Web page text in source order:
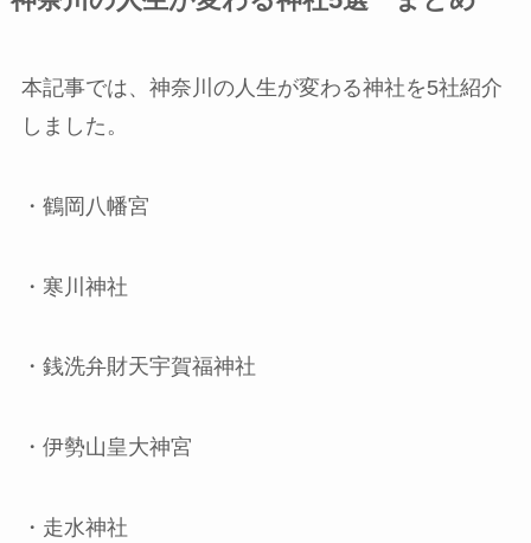
本記事では、神奈川の⼈⽣が変わる神社を5社紹介
しました。
・鶴岡八幡宮
・寒川神社
・銭洗弁財天宇賀福神社
・伊勢山皇大神宮
・走水神社